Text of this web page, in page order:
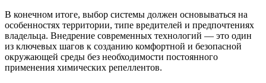
В конечном итоге, выбор системы должен основываться на
особенностях территории, типе вредителей и предпочтениях
владельца. Внедрение современных технологий — это один
из ключевых шагов к созданию комфортной и безопасной
окружающей среды без необходимости постоянного
применения химических репеллентов.